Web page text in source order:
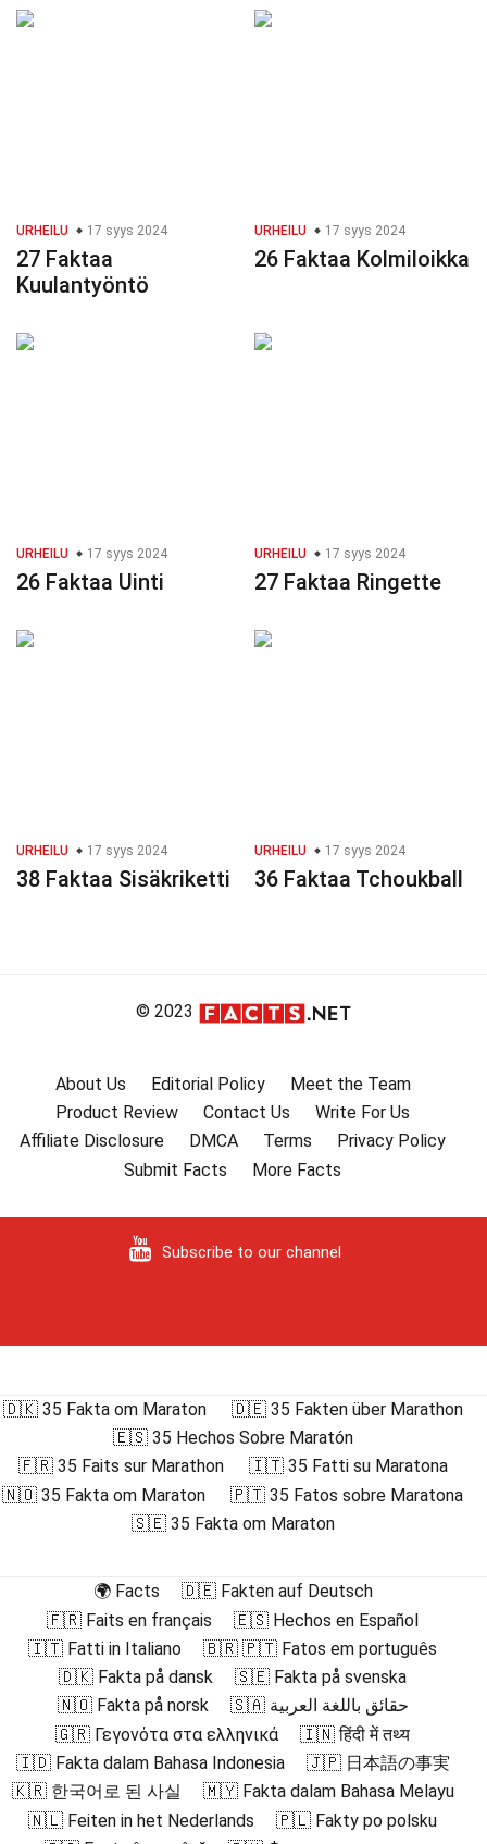
URHEILU 17 syys 2024
27 Faktaa
Kuulantyöntö
URHEILU 17 syys 2024
26 Faktaa Kolmiloikka
URHEILU 17 syys 2024
26 Faktaa Uinti
URHEILU 17 syys 2024
27 Faktaa Ringette
URHEILU 17 syys 2024
38 Faktaa Sisäkriketti
URHEILU 17 syys 2024
36 Faktaa Tchoukball
© 2023
About Us Editorial Policy
Meet the Team
Product Review
Contact Us
Write For Us
Affiliate Disclosure
DMCA Terms
Privacy Policy
Submit Facts
More Facts
Subscribe to our channel
🇩🇰 35 Fakta om Maraton
🇩🇪 35 Fakten über Marathon
🇪🇸 35 Hechos Sobre Maratón
🇫🇷 35 Faits sur Marathon
🇮🇹 35 Fatti su Maratona
🇳🇴 35 Fakta om Maraton
🇵🇹 35 Fatos sobre Maratona
🇸🇪 35 Fakta om Maraton
🌍 Facts
🇩🇪 Fakten auf Deutsch
🇫🇷 Faits en français
🇪🇸 Hechos en Español
🇮🇹 Fatti in Italiano
🇧🇷 🇵🇹 Fatos em português
🇩🇰 Fakta på dansk
🇸🇪 Fakta på svenska
🇳🇴 Fakta på norsk
🇸🇦 حقائق باللغة العربية
🇬🇷 Γεγονότα στα ελληνικά
🇮🇳 हिंदी में तथ्य
🇮🇩 Fakta dalam Bahasa Indonesia
🇯🇵 日本語の事実
🇰🇷 한국어로 된 사실
🇲🇾 Fakta dalam Bahasa Melayu
🇳🇱 Feiten in het Nederlands
🇵🇱 Fakty po polsku